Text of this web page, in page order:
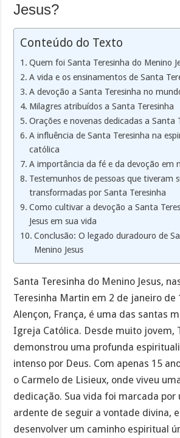
Jesus?
Conteúdo do Texto
Quem foi Santa Teresinha do Menino
A vida e os ensinamentos de Santa
A devoção a Santa Teresinha no
Milagres atribuídos a Santa Teresinha
Orações e novenas dedicadas a Santa
A influência de Santa Teresinha na
católica
A importância da fé e da devoção em
Testemunhos de pessoas que tiveram
transformadas por Santa Teresinha
Como cultivar a devoção a Santa
Jesus em sua vida
Conclusão: O legado duradouro de
Menino Jesus
Santa Teresinha do Menino Jesus,
Teresinha Martin em 2 de janeiro de
Alençon, França, é uma das santas
Igreja Católica. Desde muito jovem,
demonstrou uma profunda
intenso por Deus. Com apenas 15
o Carmelo de Lisieux, onde viveu
dedicação. Sua vida foi marcada por
ardente de seguir a vontade divina,
desenvolver um caminho espiritual